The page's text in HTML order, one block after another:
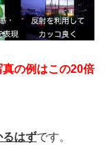
真の例はこの20倍
るはずです。